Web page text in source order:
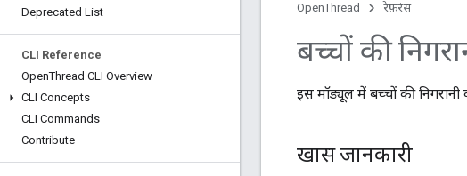
Deprecated List
CLI Reference
OpenThread CLI Overview
CLI Concepts
CLI Commands
Contribute
OpenThread रेफ़रंस
बच्चों की
इस मॉड्यूल में बच्चों की
खास जानकारी